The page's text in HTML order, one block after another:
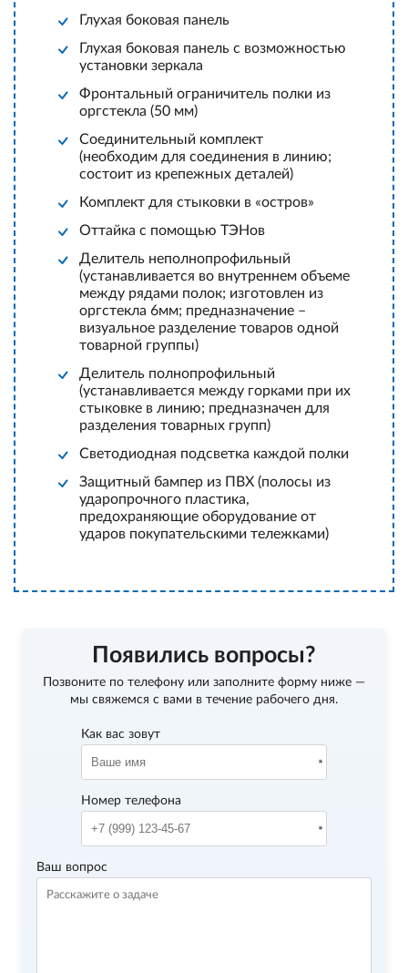
Глухая боковая панель
Глухая боковая панель с возможностью
установки зеркала
Фронтальный ограничитель полки из
оргстекла (50 мм)
Соединительный комплект
(необходим для соединения в линию;
состоит из крепежных деталей)
Комплект для стыковки в «остров»
Оттайка с помощью ТЭНов
Делитель неполнопрофильный
(устанавливается во внутреннем объеме
между рядами полок; изготовлен из
оргстекла 6мм; предназначение –
визуальное разделение товаров одной
товарной группы)
Делитель полнопрофильный
(устанавливается между горками при их
стыковке в линию; предназначен для
разделения товарных групп)
Светодиодная подсветка каждой полки
Защитный бампер из ПВХ (полосы из
ударопрочного пластика,
предохраняющие оборудование от
ударов покупательскими тележками)
Появились вопросы?
Позвоните по телефону или заполните форму ниже —
мы свяжемся с вами в течение рабочего дня.
Как вас зовут
Номер телефона
Ваш вопрос